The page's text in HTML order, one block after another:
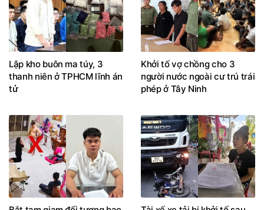
Lập kho buôn ma túy, 3
thanh niên ở TPHCM lĩnh án
tử
Khởi tố vợ chồng cho 3
người nước ngoài cư trú trái
phép ở Tây Ninh